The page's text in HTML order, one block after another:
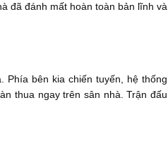
đã đánh mất hoàn toàn bản lĩnh và
Phía bên kia chiến tuyến, hệ thống
thua ngay trên sân nhà. Trận đấu